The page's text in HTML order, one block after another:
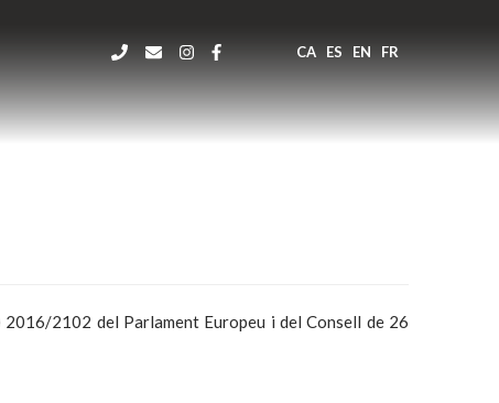
CA ES EN FR
2102 del Parlament Europeu i del Consell de 26